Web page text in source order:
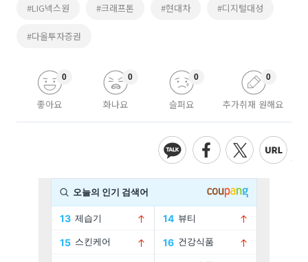
#LIG넥스원 #크래프톤 #현대차 #디지털대성
#다올투자증권
좋아요
0
화나요
0
슬퍼요
0
추가취재 원해요
0